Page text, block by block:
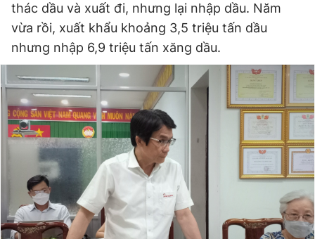
thác dầu và xuất đi, nhưng lại nhập dầu. Năm
vừa rồi, xuất khẩu khoảng 3,5 triệu tấn dầu
nhưng nhập 6,9 triệu tấn xăng dầu.